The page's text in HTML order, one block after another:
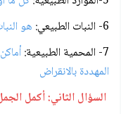
6- النبات الطبيعي:
هو
7- المحمية الطبيعية:
المهددة بالانقراض
السؤال الثاني: أكمل